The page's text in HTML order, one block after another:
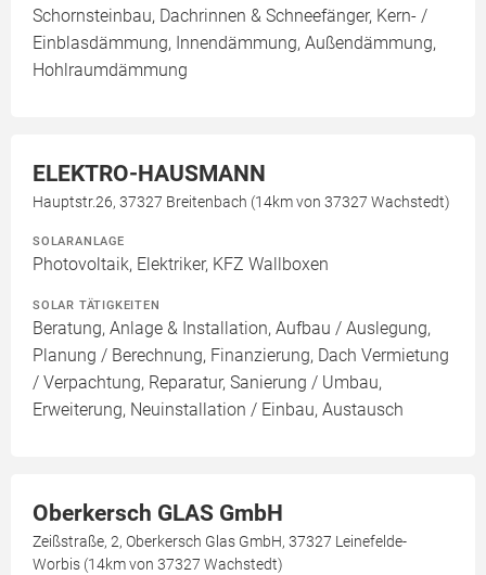
Schornsteinbau, Dachrinnen & Schneefänger, Kern- /
Einblasdämmung, Innendämmung, Außendämmung,
Hohlraumdämmung
ELEKTRO-HAUSMANN
Hauptstr.26, 37327 Breitenbach (14km von 37327 Wachstedt)
SOLARANLAGE
Photovoltaik, Elektriker, KFZ Wallboxen
SOLAR TÄTIGKEITEN
Beratung, Anlage & Installation, Aufbau / Auslegung,
Planung / Berechnung, Finanzierung, Dach Vermietung
/ Verpachtung, Reparatur, Sanierung / Umbau,
Erweiterung, Neuinstallation / Einbau, Austausch
Oberkersch GLAS GmbH
Zeißstraße, 2, Oberkersch Glas GmbH, 37327 Leinefelde-
Worbis (14km von 37327 Wachstedt)